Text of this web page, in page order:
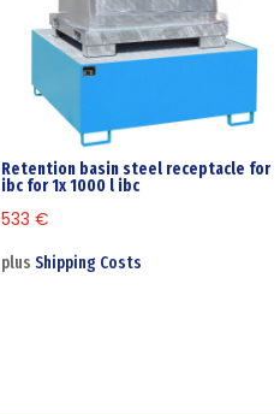
Retention basin steel receptacle for
ibc for 1x 1000 l ibc
533€
plusShipping Costs